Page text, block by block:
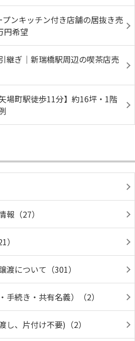
ンキッチン付き店舗の居抜き売
円希望
継ぎ｜新瑞橋駅周辺の喫茶店売
場町駅徒歩11分】約16坪・1階
報（27）
について（301）
続き・共有名義）（2）
、片付け不要)（2）